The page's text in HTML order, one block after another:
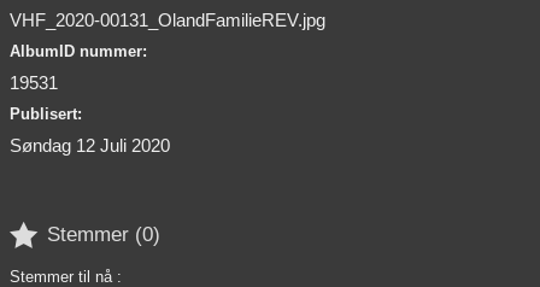
VHF_2020-00131_OlandFamilieREV.jpg
AlbumID nummer:
19531
Publisert:
Søndag 12 Juli 2020
 Stemmer (0)
Stemmer til nå :